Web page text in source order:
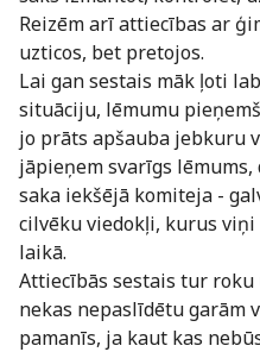
Reizēm arī attiecības ar
uzticos, bet pretojos.
Lai gan sestais māk ļoti
situāciju, lēmumu
jo prāts apšauba jebkuru
jāpieņem svarīgs
saka iekšējā komiteja -
cilvēku viedokļi, kurus
laikā.
Attiecībās sestais tur
nekas nepaslīdētu garām
pamanīs, ja kaut kas